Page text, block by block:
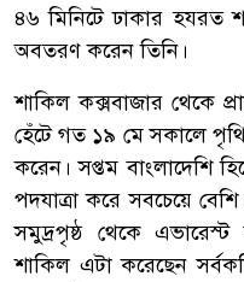
৪৬ মিনিটে ঢাকার হযরত
অবতরণ করেন তিনি।
শাকিল কক্সবাজার থেকে
হেঁটে গত ১৯ মে সকালে
করেন। সপ্তম বাংলাদেশি
পদযাত্রা করে সবচেয়ে
সমুদ্রপৃষ্ঠ থেকে এভারেস্ট
শাকিল এটা করেছেন